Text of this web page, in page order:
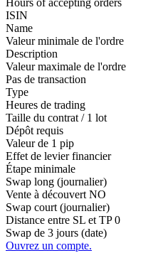
Hours of accepting orders
ISIN
Name
Valeur minimale de l'ordre
Description
Valeur maximale de l'ordre
Pas de transaction
Type
Heures de trading
Taille du contrat / 1 lot
Dépôt requis
Valeur de 1 pip
Effet de levier financier
Étape minimale
Swap long (journalier)
Vente à découvert NO
Swap court (journalier)
Distance entre SL et TP 0
Swap de 3 jours (date)
Ouvrez un compte.